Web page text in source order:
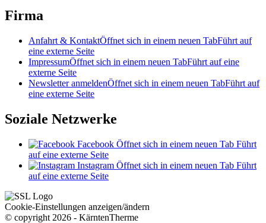
Firma
Anfahrt & KontaktÖffnet sich in einem neuen TabFührt auf
eine externe Seite
ImpressumÖffnet sich in einem neuen TabFührt auf eine
externe Seite
Newsletter anmeldenÖffnet sich in einem neuen TabFührt auf
eine externe Seite
Soziale Netzwerke
Facebook Öffnet sich in einem neuen Tab Führt
auf eine externe Seite
Instagram Öffnet sich in einem neuen Tab Führt
auf eine externe Seite
Cookie-Einstellungen anzeigen/ändern
© copyright 2026 - KärntenTherme